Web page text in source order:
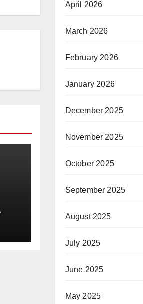
April 2026
March 2026
February 2026
January 2026
December 2025
November 2025
October 2025
September 2025
August 2025
July 2025
June 2025
May 2025